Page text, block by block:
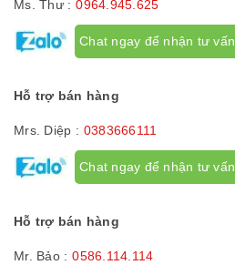
Ms. Thư : 0964.945.625
Chat ngay để nhận tư vấn
Hỗ trợ bán hàng
Mrs. Diệp : 0383666111
Chat ngay để nhận tư vấn
Hỗ trợ bán hàng
Mr. Bảo : 0586.114.114